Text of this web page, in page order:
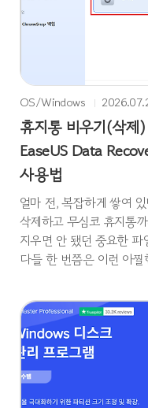
OS/Windows
휴지통 비우기(삭
EaseUS Data
사용법
얼마 전, 복잡하게 쌓여
삭제하고 무심코 휴지통
지우면 안 됐던 중요한
다들 한 번쯤은 이런 아
황을 위한 복구 프로그
정했던 것과 달리 완벽하
서도 인지도가 높은 데이
Recovery Wizard를 직접
다. EaseUS Data
구 프로그램은 종류가